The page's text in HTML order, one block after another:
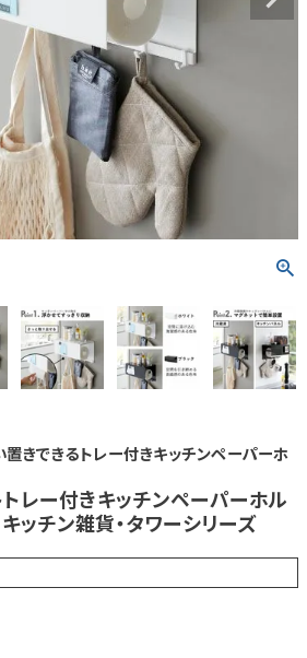
きできるトレー付きキッチンペーパーホ
レー付きキッチンペーパーホル
ッチン雑貨・タワーシリーズ